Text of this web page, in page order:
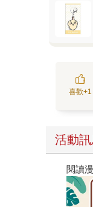
喜歡+1
活動
閱讀